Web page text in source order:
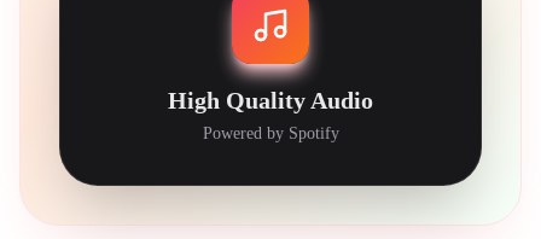
High Quality Audio
Powered by Spotify